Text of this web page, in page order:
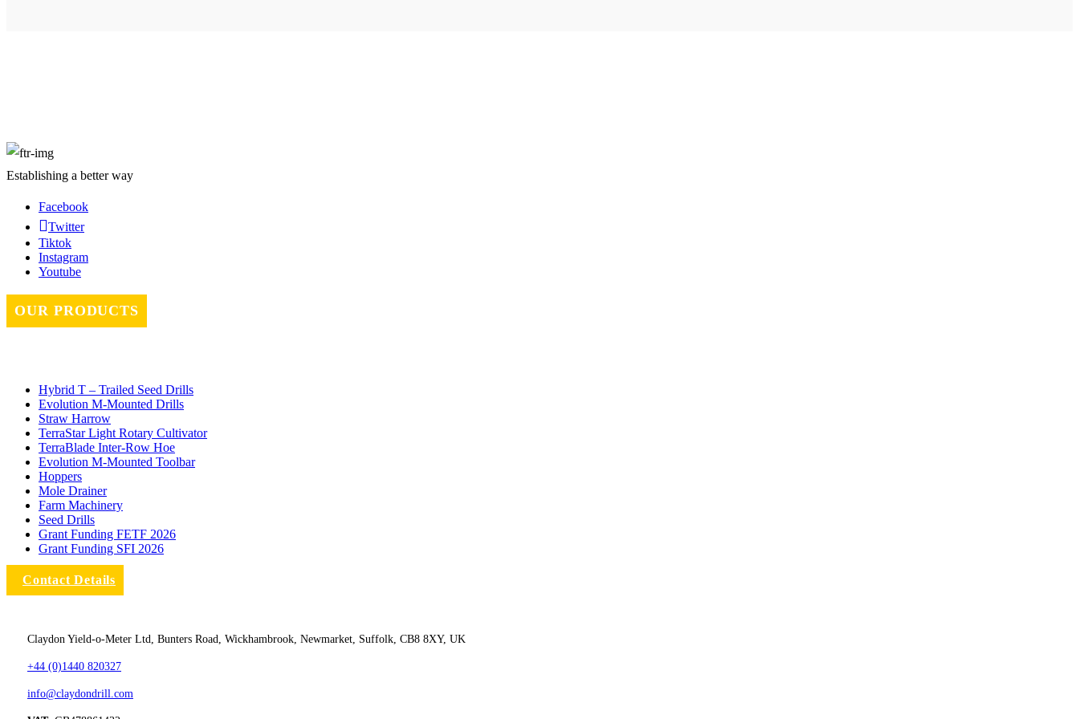
Establishing a better way
Facebook
Twitter
Tiktok
Instagram
Youtube
OUR PRODUCTS
Hybrid T – Trailed Seed Drills
Evolution M-Mounted Drills
Straw Harrow
TerraStar Light Rotary Cultivator
TerraBlade Inter‐row Hoe
Evolution M-Mounted Toolbar
Hoppers
Mole Drainer
Farm Machinery
Seed Drills
Grant Funding FETF 2026
Grant Funding SFI 2026
Contact Details
Claydon Yield-o-Meter Ltd, Bunters Road, Wickhambrook, Newmarket, Suffolk, CB8 8XY, UK
+44 (0)1440 820327
info@claydondrill.com